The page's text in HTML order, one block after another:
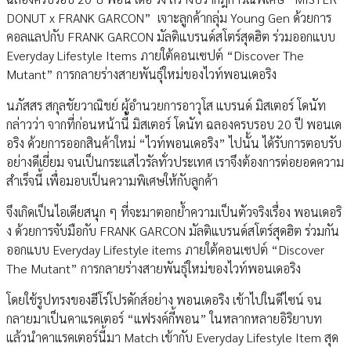
DONUT x FRANK GARCON” เจาะลูกค้ากลุ่ม Young Gen ด้วยการ
คอลแลปกับ FRANK GARCON มัลติแบรนด์สโตร์สุดฮิต ร่วมออกแบบ
Everyday Lifestyle Items ภายใต้คอนเซปต์ “Discover The
Mutant” การกลายร่างสายพันธุ์ใหม่ของไวท์พอนเดอริง
นภัสสร สกุลชัยวาณิชย์ ผู้อำนวยการอาวุโส แบรนด์ มิสเตอร์ โดนัท
กล่าวว่า จากที่ก่อนหน้านี้ มิสเตอร์ โดนัท ฉลองครบรอบ 20 ปี พอนเด
อริง ด้วยการออกสินค้าใหม่ “ไวท์พอนเดอริง” ไปนั้น ได้รับการตอบรับ
อย่างดีเยี่ยม จนเป็นกระแสไวรัลทั่วประเทศ เราจึงต้องการต่อยอดความ
สำเร็จนี้ เพื่อมอบเป็นความพิเศษให้กับลูกค้า
จึงเกิดเป็นไอเดียสนุก ๆ ที่จะมาตอกย้ำความเป็นตัวจริงเรื่อง พอนเดอริ
ง ด้วยการจับมือกับ FRANK GARCON มัลติแบรนด์สโตร์สุดฮิต ร่วมกัน
ออกแบบ Everyday Lifestyle items ภายใต้คอนเซปต์ “Discover
The Mutant” การกลายร่างสายพันธุ์ใหม่ของไวท์พอนเดอริง
โดยใช้รูปทรงของฮีโร่โปรดักส์อย่าง พอนเดอริง เข้าไปในดีไซน์ จน
กลายมาเป็นคาแรคเตอร์ “แฟรงค์กี้พอน” ในหลากหลายอิริยาบท
แล้วนำคาแรคเตอร์นี้มา Match เข้ากับ Everyday Lifestyle Item สุด